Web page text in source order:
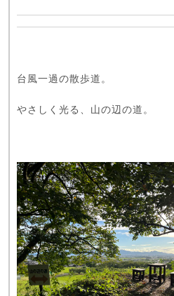
台風一過の散歩道。
やさしく光る、山の辺の道。